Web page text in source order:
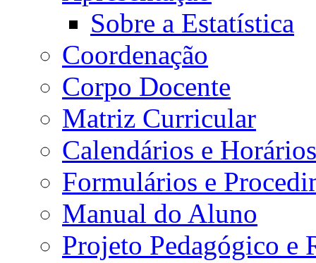
Sobre a Estatística
Coordenação
Corpo Docente
Matriz Curricular
Calendários e Horários
Formulários e
Manual do Aluno
Projeto Pedagógico e